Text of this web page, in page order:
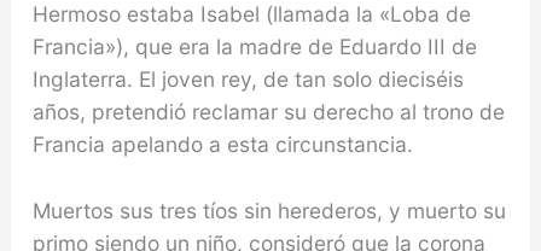
Hermoso estaba Isabel (llamada la «Loba de
Francia»), que era la madre de Eduardo III de
Inglaterra. El joven rey, de tan solo dieciséis
años, pretendió reclamar su derecho al trono de
Francia apelando a esta circunstancia.
Muertos sus tres tíos sin herederos, y muerto su
primo siendo un niño, consideró que la corona